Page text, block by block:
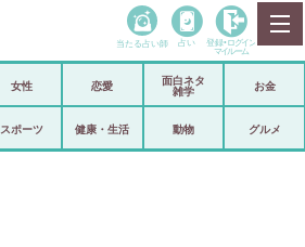
政治
当たる占い師 占い 登録• ログイン
マイルーム
女性 恋愛
面白ネタ
雑学
お金
スポーツ 健康・生活 動物 グルメ